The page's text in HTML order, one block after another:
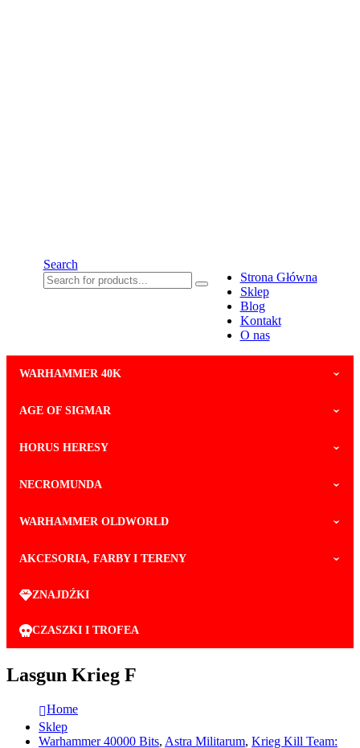
Search
Strona Główna
Sklep
Blog
Kontakt
O nas
WARHAMMER 40K
AGE OF SIGMAR
HORUS HERESY
NECROMUNDA
WARHAMMER OLDWORLD
AKCESORIA, FARBY I TERENY
ZNAJDŹKI
CZASZKI I TROFEA
Lasgun Krieg F
Home
Sklep
Warhammer 40000 Bits, Astra Militarum, Krieg Kill Team: